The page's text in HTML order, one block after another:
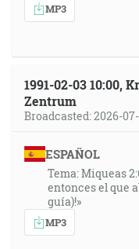
MP3
1991-02-03 10:00,
Zentrum
Broadcasted: 2026-07-
ESPAÑOL
Tema: Miqueas
entonces el que
guía)!»
MP3